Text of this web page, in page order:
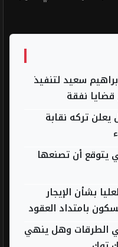
سعيد لتنفيذ
نفقة
تركه نقابة
يتوقع أن تصنعها
بشأن الإيجار
بامتداد العقود
الطرقات وهل ينهي